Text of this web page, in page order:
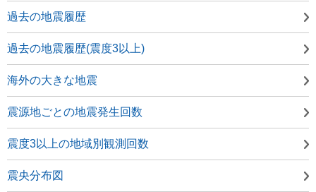
過去の地震履歴
過去の地震履歴(震度3以上)
海外の大きな地震
震源地ごとの地震発生回数
震度3以上の地域別観測回数
震央分布図